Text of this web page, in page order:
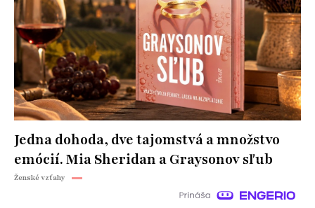
Jedna dohoda, dve tajomstvá a množstvo
emócií. Mia Sheridan a Graysonov sľub
Ženské vzťahy